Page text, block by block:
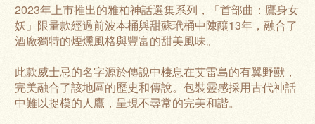
2023年上市推出的雅柏神話選集系列，「首部曲：鷹身女
妖」限量款經過前波本桶與甜蘇玳桶中陳釀13年，融合了
酒廠獨特的煙燻風格與豐富的甜美風味。
此款威士忌的名字源於傳說中棲息在艾雷島的有翼野獸，
完美融合了該地區的歷史和傳說。包裝靈感採用古代神話
中難以捉模的人鷹，呈現不尋常的完美和諧。